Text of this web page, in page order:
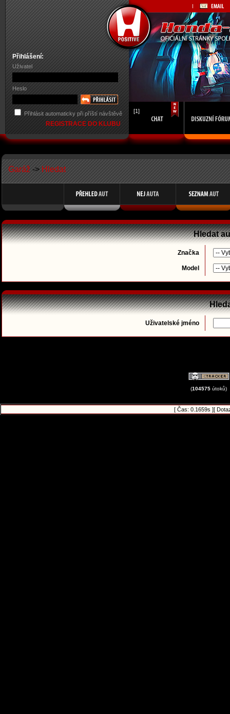
Přihlášení:
Uživatel
Heslo
Přihlásit automaticky při příští návštěvě
REGISTRACE DO KLUBU
[1]
Garáž -> Hledat
Hledat
Značka
Model
Uživatelské jméno
(104575 útoků)
[ Čas: 0.1659s ][